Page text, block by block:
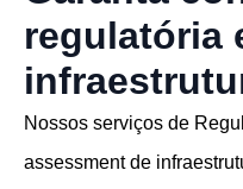
regulatória
Nossos serviços de
assessment de